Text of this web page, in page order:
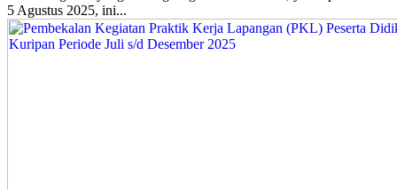
5 Agustus 2025, ini...